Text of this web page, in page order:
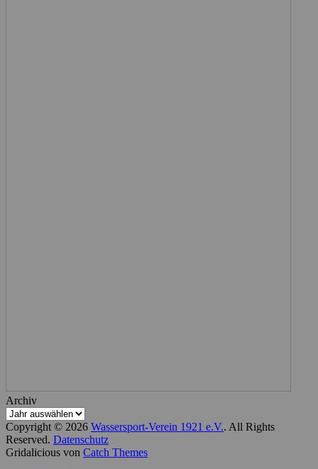
Archiv
Copyright © 2026 Wassersport-Verein 1921 e.V.. All Rights
Reserved. Datenschutz
Gridalicious von Catch Themes